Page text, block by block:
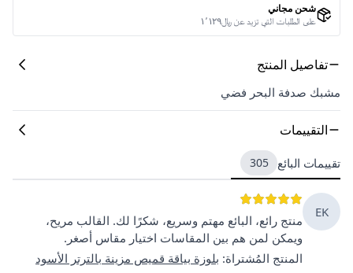
شحن مجاني
على الطلبات التي تزيد عن ﷼١٬١٢٩
تفاصيل المنتج
مشبك صدفة البحر فضي
التقييمات
تقييمات البائع 305
EK
منتج رائع، البائع مهتم وسريع، شكرًا لك. القالب مريح،
ويمكن لمن هم بين المقاسات اختيار مقاس أصغر.
المنتج المُشتراة: بلوزة بياقة قميص مزينة بالترتر الأسود